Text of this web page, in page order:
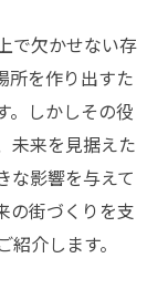
で欠かせない存
所を作り出すた
。しかしその役
未来を見据えた
な影響を与えて
の街づくりを支
介します。